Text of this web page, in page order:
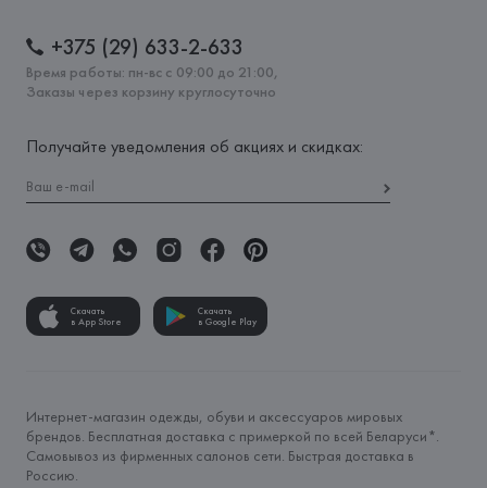
+375 (29) 633-2-633
Время работы: пн-вс с 09:00 до 21:00,
Заказы через корзину круглосуточно
Получайте уведомления об акциях и скидках:
Скачать
в App Store
Скачать
в Google Play
Интернет-магазин одежды, обуви и аксессуаров мировых
брендов. Бесплатная доставка с примеркой по всей Беларуси*.
Самовывоз из фирменных салонов сети. Быстрая доставка в
Россию.